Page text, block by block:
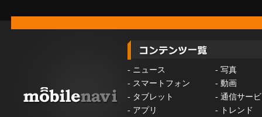
- ニュース - 写真
- スマートフォン - 動画
- タブレット - 通信サー
- アプリ -
トレンド